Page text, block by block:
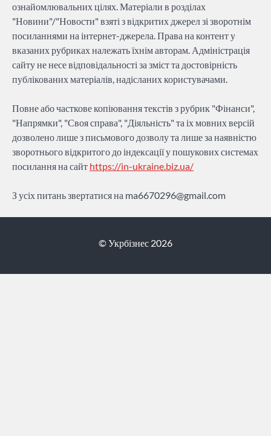
ознайомлювальних цілях. Матеріали в розділах
"Новини"/"Новости" взяті з відкритих джерел зі зворотнім
посиланнями на інтернет-джерела. Права на контент у
вказаних рубриках належать їхнім авторам. Адміністрація
сайту не несе відповідальності за зміст та достовірність
публікованих матеріалів, надісланих користувачами.
Повне або часткове копіювання текстів з рубрик "Фінанси",
"Напрямки", "Своя справа", "Діяльність" та іх мовних версій
дозволено лише з письмового дозволу та лише за наявністю
зворотнього відкритого до індексації у пошукових системах
посилання на сайт https://in-ukraine.biz.ua/
З усіх питань звертатися на ma6670296@gmail.com
© Укрбізнес 2026